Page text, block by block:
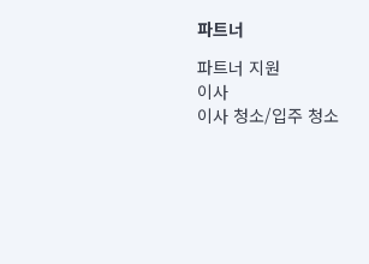
87-00271 | 인허가번호 : 2016-3220163-14-5-00019 |
서울종로-1400(공정거래위원회 정보) |
COLUMBIA RHEE
시 종로구 율곡로 6(중학동, 트윈트리빌딩) B동 5층
종로구 수송동 율곡로 24, 7층, 8층 미소
파트너
파트너 지원
이사
이사 청소/입주 청소